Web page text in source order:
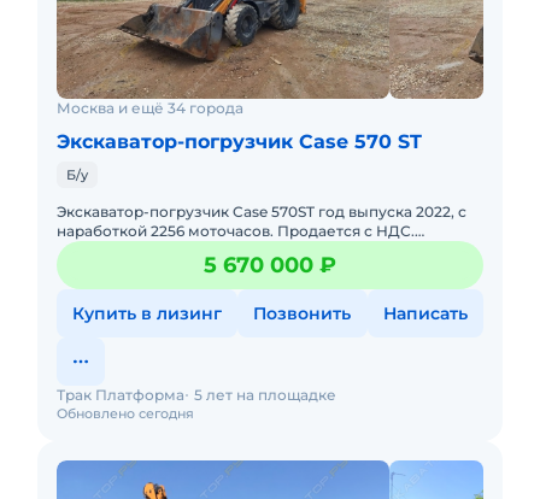
Москва и ещё 34 города
Экскаватор-погрузчик Case 570 ST
Б/у
Экскаватор-погрузчик Case 570ST год выпуска 2022, с
наработкой 2256 моточасов. Продается с НДС.
Юридическая чистота сделки. Возможно оформить в
кредит/лизинг. Т
5 670 000 ₽
Купить в лизинг Позвонить Написать
Обновлено сегодня
Трак Платформа 5 лет на площадке